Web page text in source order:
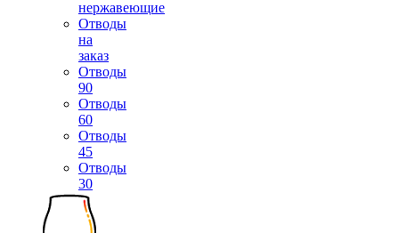
нержавеющие
Отводы
на
заказ
Отводы
90
Отводы
60
Отводы
45
Отводы
30